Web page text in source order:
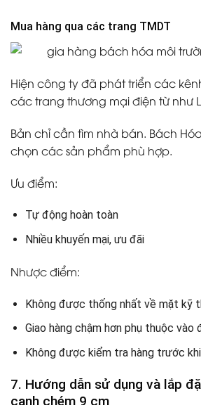
Mua hàng qua các trang TMDT
Hiện công ty đã phát triển các
các trang thương mại điện từ như
Bản chỉ cần tìm nhà bán. Bách
chọn các sản phẩm phù hợp.
Ưu điểm:
Tự động hoàn toàn
Nhiều khuyến mại, ưu đãi
Nhược điểm:
Không được thống nhất về mặt kỹ
Giao hàng chậm hơn phụ thuộc vào
Không được kiểm tra hàng trước
7. Hướng dẫn sử dụng và lắp
cạnh chém 9 cm